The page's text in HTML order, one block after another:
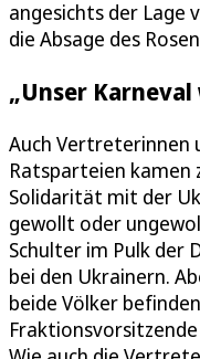
angesichts der Lage
die Absage des
„Unser
Auch Vertreterinnen
Ratsparteien kamen
Solidarität mit der
gewollt oder
Schulter im Pulk der
bei den Ukrainern.
beide Völker